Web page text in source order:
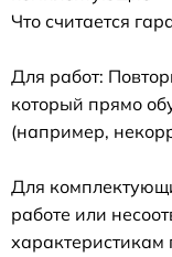
Что считается
Для работ:
который прямо
(например,
Для
работе или